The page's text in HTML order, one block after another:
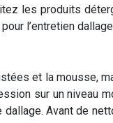
les produits
l’entretien
et la mousse,
sur un niveau
Avant de